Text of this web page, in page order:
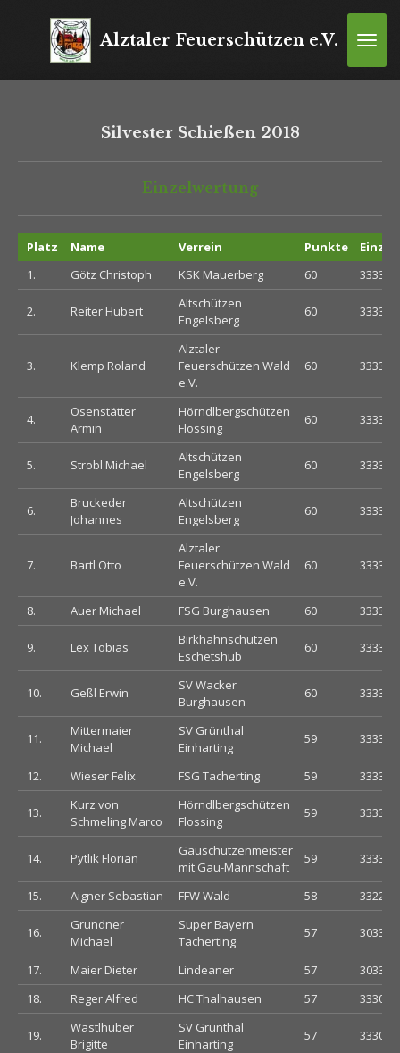
Hauptinhalt
springen
Alztaler Feuerschützen e.V.
Silvester Schießen 2018
Einzelwertung
Platz Name Verrein Punkte
1.
Götz Christoph KSK Mauerberg 60
2. Reiter Hubert
Altschützen
Engelsberg
60
3. Klemp Roland
Alztaler
Feuerschützen Wald
e.V.
60
4.
Osenstätter
Armin
Hörndlbergschützen
Flossing
60
5. Strobl Michael
Altschützen
Engelsberg
60
6.
Bruckeder
Johannes
Altschützen
Engelsberg
60
7. Bartl Otto
Alztaler
Feuerschützen Wald
e.V.
60
8. Auer Michael FSG Burghausen 60
9. Lex Tobias
Birkhahnschützen
Eschetshub
60
10. Geßl Erwin
SV Wacker
Burghausen
60
11.
Mittermaier
Michael
SV Grünthal
Einharting
59
12. Wieser Felix FSG Tacherting 59
13.
Kurz von
Schmeling Marco
Hörndlbergschützen
Flossing
59
14. Pytlik Florian
Gauschützenmeister
mit Gau-Mannschaft
59
15. Aigner Sebastian FFW Wald 58
16.
Grundner
Michael
Super Bayern
Tacherting
57
17. Maier Dieter Lindeaner 57
18.
Reger Alfred HC Thalhausen 57
19.
Wastlhuber
Brigitte
SV Grünthal
Einharting
57